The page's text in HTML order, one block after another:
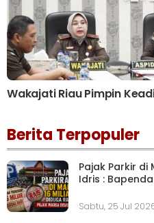
Wakajati Riau Pimpin
Berita Terpopuler
Pajak Parkir di
Idris :
Sabtu, 25 Jul